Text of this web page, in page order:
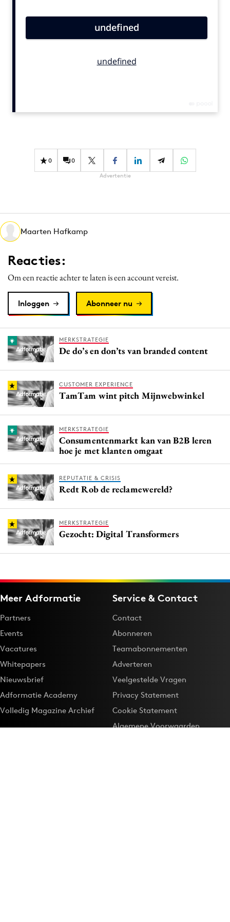
Carriere
Diversiteit
Interne communicatie
Martech
Media
Merkstrategie
PR
Purpose Marketing
Reputatie & crisis
0 0
Advertentie
Maarten Hafkamp
Reacties:
Om een reactie achter te laten is een account vereist.
Inloggen Abonneer nu
MERKSTRATEGIE
De do’s en don’ts van branded content
CUSTOMER EXPERIENCE
TamTam wint pitch Mijnwebwinkel
MERKSTRATEGIE
Consumentenmarkt kan van B2B leren
hoe je met klanten omgaat
REPUTATIE & CRISIS
Redt Rob de reclamewereld?
MERKSTRATEGIE
Gezocht: Digital Transformers
Meer Adformatie
Partners
Events
Vacatures
Whitepapers
Nieuwsbrief
Adformatie Academy
Volledig Magazine Archief
Service & Contact
Contact
Abonneren
Teamabonnementen
Adverteren
Veelgestelde Vragen
Privacy Statement
Cookie Statement
Algemene Voorwaarden